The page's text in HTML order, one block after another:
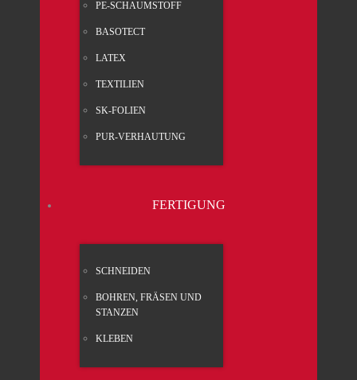
PE-SCHAUM­STOFF
BASO­TECT
LATEX
TEX­TI­LI­EN
SK-FOLI­EN
PUR-VER­HAU­TUNG
FER­TI­GUNG
SCHNEI­DEN
BOH­REN, FRÄ­SEN UND
STAN­ZEN
KLE­BEN